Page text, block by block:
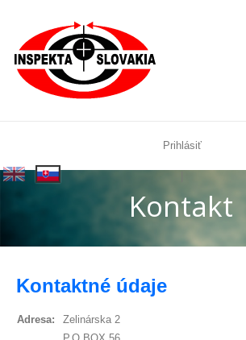
Prihlásiť
rolex
replica
Kontakt
Kontaktné údaje
Adresa:
Zelinárska 2